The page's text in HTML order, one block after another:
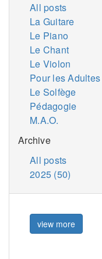
All posts
La Guitare
Le Piano
Le Chant
Le Violon
Pour les Adultes
Le Solfège
Pédagogie
M.A.O.
Archive
All posts
2025 (50)
view more